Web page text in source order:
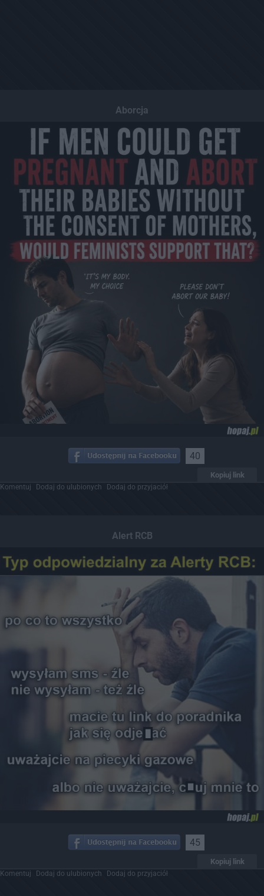
Aborcja
40
Kopiuj link
Komentuj Dodaj do ulubionych Dodaj do przyjaciół
Alert RCB
45
Kopiuj link
Komentuj Dodaj do ulubionych Dodaj do przyjaciół